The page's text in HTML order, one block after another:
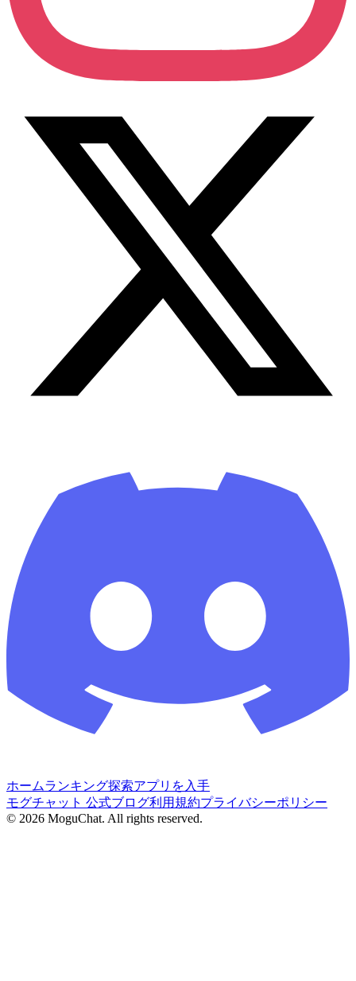
ホームランキング探索アプリを入手
モグチャット 公式ブログ利用規約プライバシーポリシー
© 2026 MoguChat. All rights reserved.